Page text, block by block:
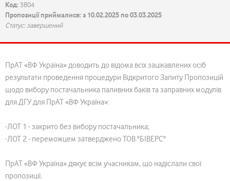
Код:3804
Пропозиції приймалися: з 10.02.2025 по 03.03.2025
Статус: завершений
ПрАТ «ВФ Україна» доводить до відома всіх зацікавлених осіб
результати проведення процедури Відкритого Запиту Пропозицій
щодо вибору постачальника паливних баків та заправних модулів
для ДГУ для ПрАТ «ВФ Україна»:
-ЛОТ 1 - закрито без вибору постачальника;
-ЛОТ 2 - переможцем затверджено ТОВ "БІВЕРС"
ПрАТ «ВФ Україна» дякує всім учасникам, що надіслали свої
пропозиції.